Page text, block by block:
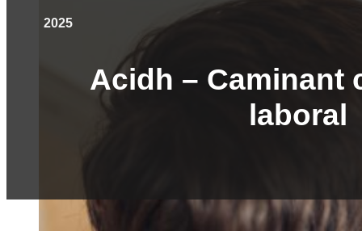
2025
Acidh – Caminant
laboral